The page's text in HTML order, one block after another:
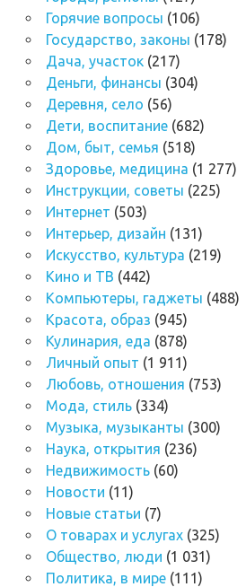
Горячие вопросы (106)
Государство, законы (178)
Дача, участок(217)
Деньги, финансы (304)
Деревня, село (56)
Дети, воспитание(682)
Дом, быт, семья (518)
Здоровье, медицина (1 277)
Инструкции, советы (225)
Интернет (503)
Интерьер, дизайн (131)
Искусство, культура (219)
Кино и ТВ (442)
Компьютеры, гаджеты (488)
Красота, образ (945)
Кулинария, еда (878)
Личный опыт (1 911)
Любовь, отношения (753)
Мода, стиль(334)
Музыка, музыканты (300)
Наука, открытия (236)
Недвижимость(60)
Новости (11)
Новые статьи (7)
О товарах и услугах(325)
Общество, люди (1 031)
Политика, в мире(111)